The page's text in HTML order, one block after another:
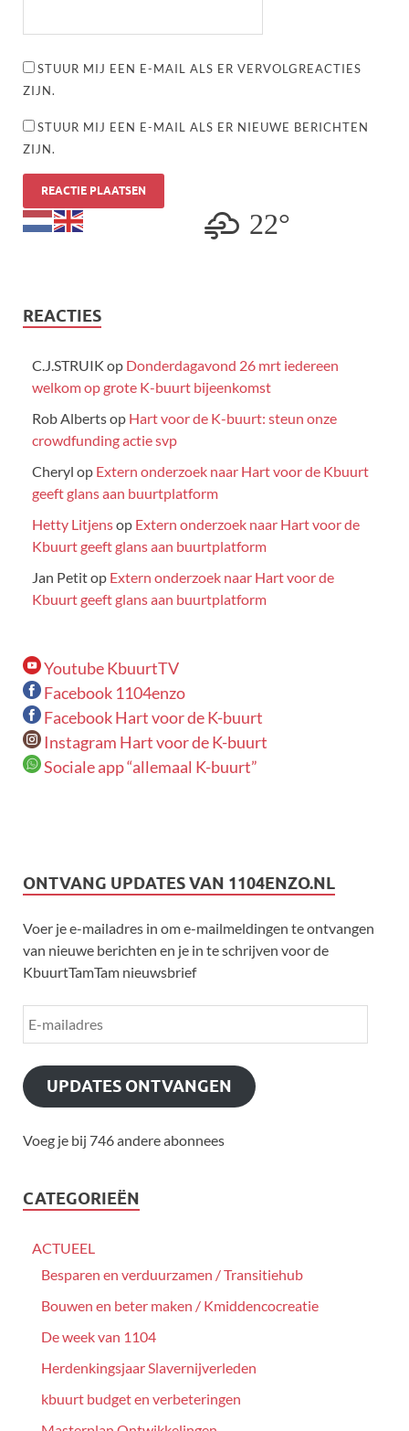
STUUR MIJ EEN E-MAIL ALS ER VERVOLGREACTIES
ZIJN.
STUUR MIJ EEN E-MAIL ALS ER NIEUWE BERICHTEN
ZIJN.
22°
REACTIES
C.J.STRUIK op Donderdagavond 26 mrt iedereen
welkom op grote K-buurt bijeenkomst
Rob Albertsop Hart voor de K-buurt: steun onze
crowdfunding actie svp
Cheryl op Extern onderzoek naar Hart voor de Kbuurt
geeft glans aan buurtplatform
Hetty Litjensop Extern onderzoek naar Hart voor de
Kbuurt geeft glans aan buurtplatform
Jan Petitop Extern onderzoek naar Hart voor de
Kbuurt geeft glans aan buurtplatform
Youtube KbuurtTV
Facebook 1104enzo
Facebook Hart voor de K-buurt
Instagram Hart voor de K-buurt
Sociale app “allemaal K-buurt”
ONTVANG UPDATES VAN 1104ENZO.NL
Voer je e-mailadres in om e-mailmeldingen te ontvangen
van nieuwe berichten en je in te schrijven voor de
KbuurtTamTam nieuwsbrief
UPDATES ONTVANGEN
Voeg je bij 746 andere abonnees
CATEGORIEËN
ACTUEEL
Besparen en verduurzamen / Transitiehub
Bouwen en beter maken / Kmiddencocreatie
De week van 1104
Herdenkingsjaar Slavernijverleden
kbuurt budget en verbeteringen